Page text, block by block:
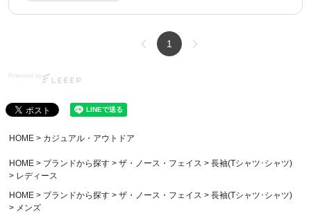
1
Powered by
HOME カジュアル・アウトドア
HOME ブランドから探す ザ・ノース・フェイス
長袖(Tシャツ･シャツ)
レディース
HOME
ブランドから探す ザ・ノース・フェイス
長袖(Tシャツ･シャツ)
メンズ